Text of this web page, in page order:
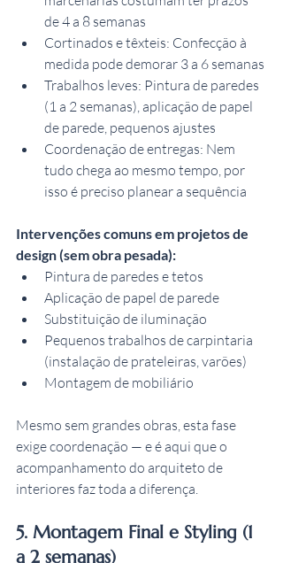
de 4 a 8 semanas
Cortinados e têxteis: Confecção à
medida pode demorar 3 a 6 semanas
Trabalhos leves: Pintura de paredes
(1 a 2 semanas), aplicação de papel
de parede, pequenos ajustes
Coordenação de entregas: Nem
tudo chega ao mesmo tempo, por
isso é preciso planear a sequência
Intervenções comuns em projetos de
design (sem obra pesada):
Pintura de paredes e tetos
Aplicação de papel de parede
Substituição de iluminação
Pequenos trabalhos de carpintaria
(instalação de prateleiras, varões)
Montagem de mobiliário
Mesmo sem grandes obras, esta fase
exige coordenação — e é aqui que o
acompanhamento do arquiteto de
interiores faz toda a diferença.
5. Montagem Final e Styling (1
a 2 semanas)